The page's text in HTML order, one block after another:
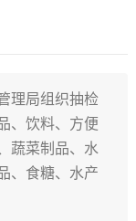
理局组织抽检
、饮料、方便
蔬菜制品、水
、食糖、水产